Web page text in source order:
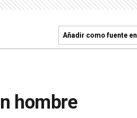
Añadir como fuente en
hombre